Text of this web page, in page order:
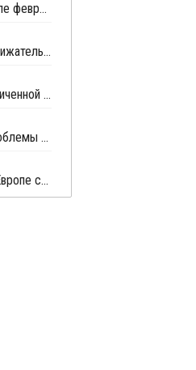
Цены на ПВХ в Европе снизились в начале февраля на фоне слабого спроса
Цены ПВХ в Европе демонстрируют понижательный тренд
Активность закупок ПВХ остается ограниченной из-за слабого восстановления спроса в США и Азии
Европейский рынок ПВХ переживает проблемы на фоне сбоев в цепочке поставок
Декабрьские контрактные цены ПВХ в Европе снизились